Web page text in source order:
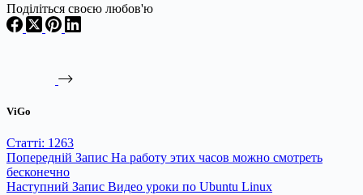
Поділіться своєю любов'ю
ViGo
Статті: 1263
Попередній Запис На работу этих часов можно смотреть
бесконечно
Наступний Запис Видео уроки по Ubuntu Linux